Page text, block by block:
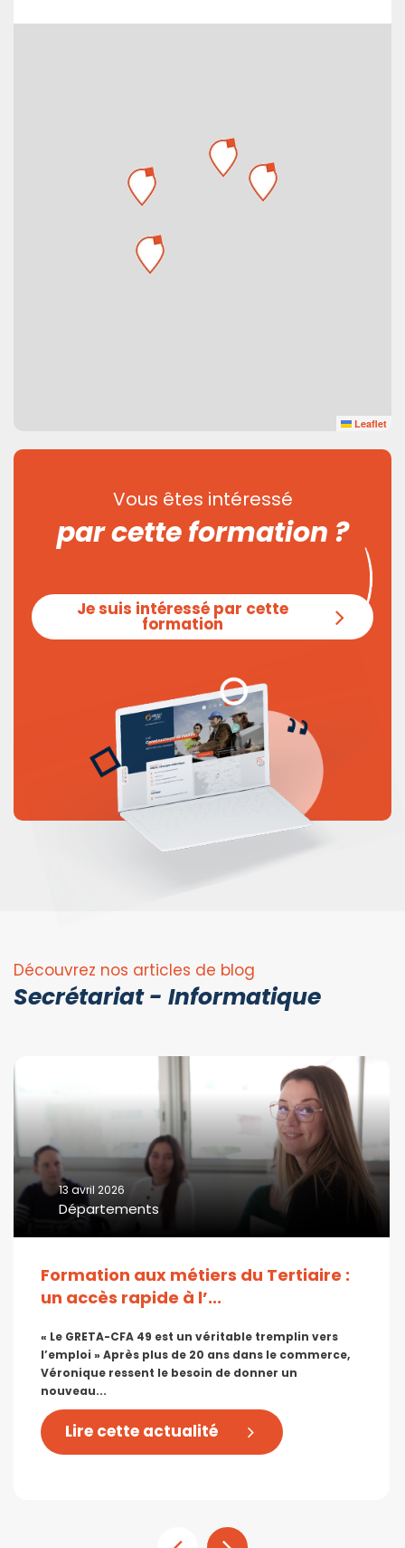
Leaflet
Vous êtes intéressé
par cette formation ?
Je suis intéressé par cette
formation
Découvrez nos articles de blog
Secrétariat - Informatique
13 avril 2026
Départements
Formation aux métiers du Tertiaire :
un accès rapide à l’...
« Le GRETA-CFA 49 est un véritable tremplin vers
l’emploi » Après plus de 20 ans dans le commerce,
Véronique ressent le besoin de donner un
nouveau...
Lire cette actualité